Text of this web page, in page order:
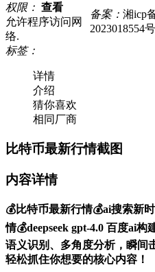
权限： 查看
允许程序访问网
络.
备案： 湘icp
2023018554
标签：
详情
介绍
猜你喜欢
相同厂商
比特币最新行情截图
内容详情
💰比特币最新行情💰ai搜索新
情💰deepseek gpt-4.0 百度ai
语义识别、多角度分析，瞬间
轻松抓住你想要的核心内容！